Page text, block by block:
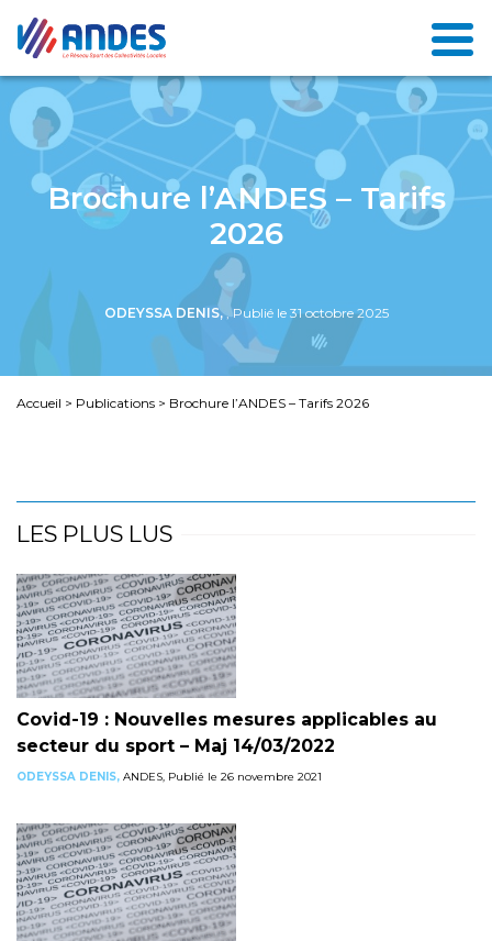
Brochure l’ANDES – Tarifs
2026
ODEYSSA DENIS,, Publié le 31 octobre 2025
Accueil > Publications > Brochure l’ANDES – Tarifs 2026
LES PLUS LUS
Covid-19 : Nouvelles mesures applicables au
secteur du sport – Maj 14/03/2022
ODEYSSA DENIS, ANDES, Publié le 26 novembre 2021